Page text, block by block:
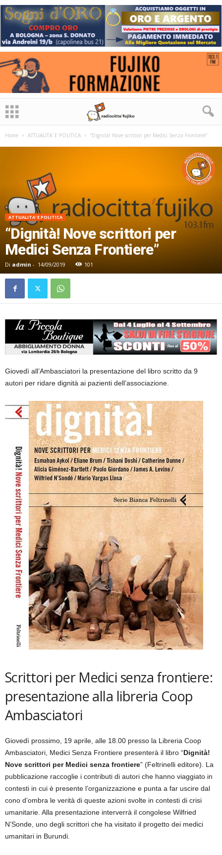
Home ATTUALITA' E POLITICA “Dignità! Nove scrittori per Medici Senza Frontiere”
ATTUALITA' E POLITICA
“Dignità! Nove scrittori per
Medici Senza Frontiere”
Di admin - 14/09/2019 101
Giovedì all’Ambasciatori la presentazione del libro scritto da 9
autori per ridare dignità ai pazienti dell’associazione.
Scrittori per Medici senza frontiere:
presentazione alla libreria Coop
Ambasciatori
Giovedì prossimo, 19 aprile, alle 18.00 presso la Libreria Coop
Ambasciatori, Medici Senza Frontiere presenterà il libro “Dignità!
Nove scrittori per Medici senza frontiere” (Feltrinelli editore). La
pubblicazione raccoglie i contributi di autori che hanno viaggiato in
contesti in cui è presente l’organizzazione e punta a far uscire dal
cono d’ombra le verità di queste azioni svolte in contesti di crisi
umanitarie. Alla presentazione interverrà il congolese Wilfried
N’Sonde, uno degli scrittori che ha visitato il progetto dei medici
umanitari in Burundi.